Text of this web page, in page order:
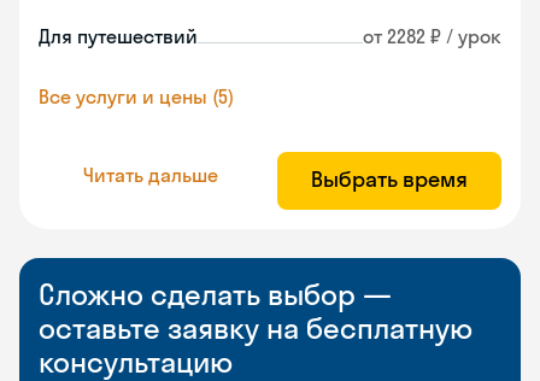
Для путешествий от 2282 ₽ / урок
Все услуги и цены (5)
Читать дальше Выбрать время
Сложно сделать выбор —
оставьте заявку на бесплатную
консультацию